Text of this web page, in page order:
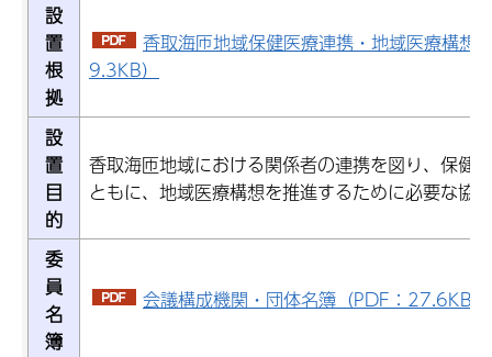
設
置
根
拠
香取海匝地域保健医療連携・地域医療構想
9.3KB）
設
置
目
的
香取海匝地域における関係者の連携を図り、保健
ともに、地域医療構想を推進するために必要な協
委
員
名
簿
会議構成機関・団体名簿（PDF：27.6KB）